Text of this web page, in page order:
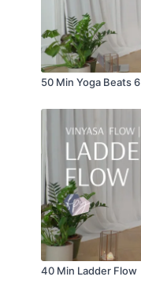
50 Min Yoga Beats 6
40 Min Ladder Flow